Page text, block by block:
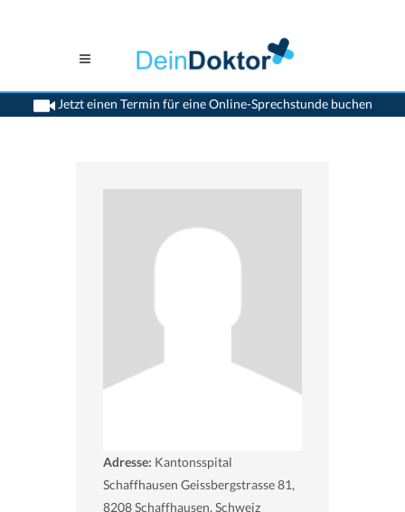
Jetzt einen Termin für eine Online-Sprechstunde buchen
>Hautaerzte>Schaffhausen>Dr. Theodor Karamfilov>Termin mit Dr. Theodor
Adresse: Kantonsspital
Schaffhausen Geissbergstrasse 81,
8208Schaffhausen, Schweiz